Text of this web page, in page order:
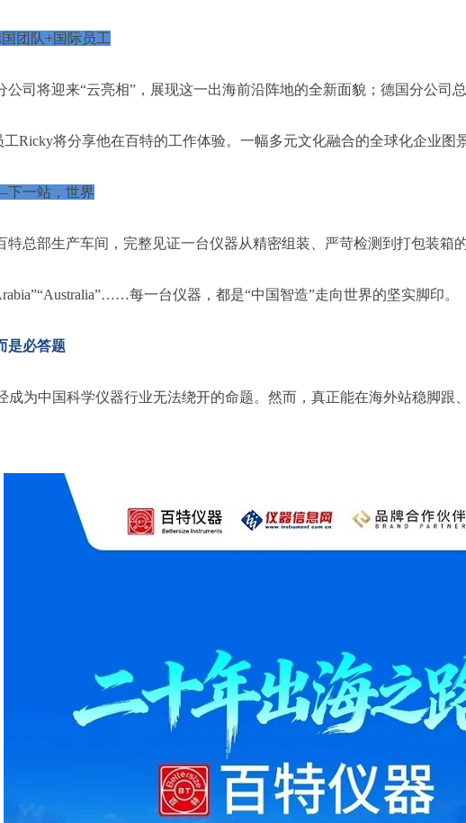
团队+国际员工
公司将迎来“云亮相”，展现这一出海前沿阵地的全新面貌；德国分公司
Ricky将分享他在百特的工作体验。一幅多元文化融合的全球化企业图
一站，世界
特总部生产车间，完整见证一台仪器从精密组装、严苛检测到打包装箱
每一台仪器，都是“中国智造”走向世界的坚实脚印。
是必答题
成为中国科学仪器行业无法绕开的命题。然而，真正能在海外站稳脚跟